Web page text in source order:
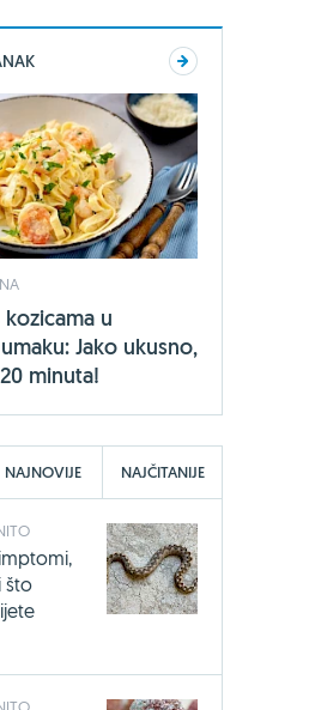
u
Jako ukusno,
minuta!
NAJNOVIJE NAJČITANIJE
što